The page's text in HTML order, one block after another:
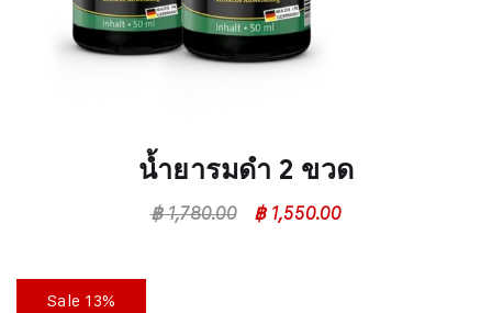
น้ำยารมดำ 2 ขวด
฿1,780.00 ฿1,550.00
Sale 13%